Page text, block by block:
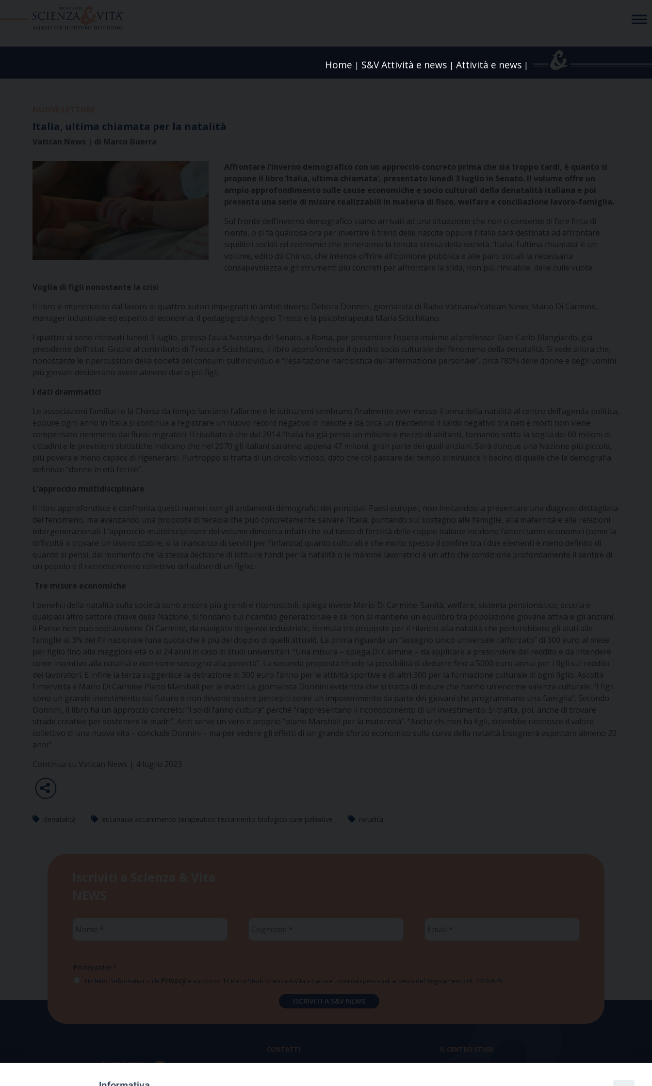
Home | S&V Attività e news | Attività e news |
Italia, ultima chiamata per la natalità
Vatican News | di Marco Guerra
Affrontare l’inverno demografico con un approccio concreto prima che sia troppo tardi, è quanto si
propone il libro ‘Italia, ultima chiamata’, presentato lunedì 3 luglio in Senato. Il volume offre un
ampio approfondimento sulle cause economiche e socio culturali della denatalità italiana e poi
presenta una serie di misure realizzabili in materia di fisco, welfare e conciliazione lavoro-famiglia.
Sul fronte dell’inverno demografico siamo arrivati ad una situazione che non ci consente di fare finta di
niente, o si fa qualcosa ora per invertire il trend delle nascite oppure l’Italia sarà destinata ad affrontare
squilibri sociali ed economici che mineranno la tenuta stessa della società. ‘Italia, l’ultima chiamata’ è un
volume, edito da Chirico, che intende offrire all’opinione pubblica e alle parti sociali la necessaria
consapevolezza e gli strumenti più concreti per affrontare la sfida, non più rinviabile, delle culle vuote.
Voglia di figli nonostante la crisi
Il libro è impreziosito dal lavoro di quattro autori impegnati in ambiti diversi: Debora Donnini, giornalista di Radio Vaticana/Vatican News; Mario Di Carmine,
manager industriale ed esperto di economia; il pedagogista Angelo Trecca e la psicoterapeuta Maria Scicchitano.
I quattro si sono ritrovati lunedì 3 luglio, presso l’aula Nassirya del Senato, a Roma, per presentare l’opera insieme al professor Gian Carlo Blangiardo, già
presidente dell’Istat. Grazie al contributo di Trecca e Scicchitano, il libro approfondisce il quadro socio culturale del fenomeno della denatalità. Si vede allora che,
nonostante le ripercussioni della società dei consumi sull’individuo e “l’esaltazione narcisistica dell’affermazione personale”, circa l’80% delle donne e degli uomini
più giovani desiderano avere almeno due o più figli.
I dati drammatici
Le associazioni familiari e la Chiesa da tempo lanciano l’allarme e le istituzioni sembrano finalmente aver messo il tema della natalità al centro dell’agenda politica,
eppure ogni anno in Italia si continua a registrare un nuovo record negativo di nascite e da circa un trentennio il saldo negativo tra nati e morti non viene
compensato nemmeno dai flussi migratori. Il risultato è che dal 2014 l’Italia ha già perso un milione e mezzo di abitanti, tornando sotto la soglia dei 60 milioni di
cittadini e le previsioni statistiche indicano che nel 2070 gli italiani saranno appena 47 milioni, gran parte dei quali anziani. Sarà dunque una Nazione più piccola,
più povera e meno capace di rigenerarsi. Purtroppo si tratta di un circolo vizioso, dato che col passare del tempo diminuisce il bacino di quelle che la demografia
definisce “donne in età fertile”.
L’approccio multidisciplinare
Il libro approfondisce e confronta questi numeri con gli andamenti demografici dei principali Paesi europei, non limitandosi a presentare una diagnosi dettagliata
del fenomeno, ma avanzando una proposta di terapia che può concretamente salvare l’Italia, puntando sul sostegno alle famiglie, alla maternità e alle relazioni
intergenerazionali. L’approccio multidisciplinare del volume dimostra infatti che sul tasso di fertilità delle coppie italiane incidono fattori tanto economici (come la
difficoltà a trovare un lavoro stabile, o la mancanza di servizi per l’infanzia) quanto culturali e che molto spesso il confine tra i due elementi è meno definito di
quanto si pensi, dal momento che la stessa decisione di istituire fondi per la natalità o le mamme lavoratrici è un atto che condiziona profondamente il sentire di
un popolo e il riconoscimento collettivo del valore di un figlio.
Tre misure economiche
I benefici della natalità sulla società sono ancora più grandi e riconoscibili, spiega invece Mario Di Carmine. Sanità, welfare, sistema pensionistico, scuola e
qualsiasi altro settore chiave della Nazione, si fondano sul ricambio generazionale e se non si mantiene un equilibro tra popolazione giovane attiva e gli anziani,
il Paese non può sopravvivere. Di Carmine, da navigato dirigente industriale, formula tre proposte per il rilancio alla natalità che porterebbero gli aiuti alle
famiglie al 3% del Pil nazionale (una quota che è più del doppio di quelli attuali). La prima riguarda un “assegno unico universale rafforzato” di 300 euro al mese
per figlio fino alla maggiore età o ai 24 anni in caso di studi universitari. “Una misura – spiega Di Carmine – da applicare a prescindere dal reddito e da intendere
come incentivo alla natalità e non come sostegno alla povertà”. La seconda proposta chiede la possibilità di dedurre fino a 5000 euro annui per i figli sul reddito
dei lavoratori. E infine la terza suggerisce la detrazione di 300 euro l’anno per le attività sportive e di altri 300 per la formazione culturale di ogni figlio. Ascolta
l’intervista a Mario Di Carmine Piano Marshall per le madri La giornalista Donnini evidenzia che si tratta di misure che hanno un’enorme valenza culturale: “I figli
sono un grande investimento sul futuro e non devono essere percepiti come un impoverimento da parte dei giovani che programmano una famiglia”. Secondo
Donnini, il libro ha un approccio concreto: “i soldi fanno cultura” perché “rappresentano il riconoscimento di un investimento. Si tratta, poi, anche di trovare
strade creative per sostenere le madri”. Anzi serve un vero e proprio “piano Marshall per la maternità”. “Anche chi non ha figli, dovrebbe riconosce il valore
collettivo di una nuova vita – conclude Donnini – ma per vedere gli effetti di un grande sforzo economico sulla curva della natalità bisognerà aspettare almeno 20
anni”.
Continua su Vatican News | 4 luglio 2023
denatalità eutanasia accanimento terapeutico testamento biologico cure palliative natalità
Privacy policy *
Ho letto l'informativa sulla Privacy e autorizzo il Centro Studi Scienza & Vita a trattare i miei dati personali ai sensi del Regolamento UE 2016/679
CONTATTI IL CENTRO STUDI